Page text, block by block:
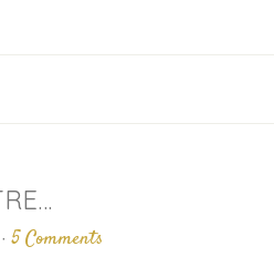
· 5 Comments